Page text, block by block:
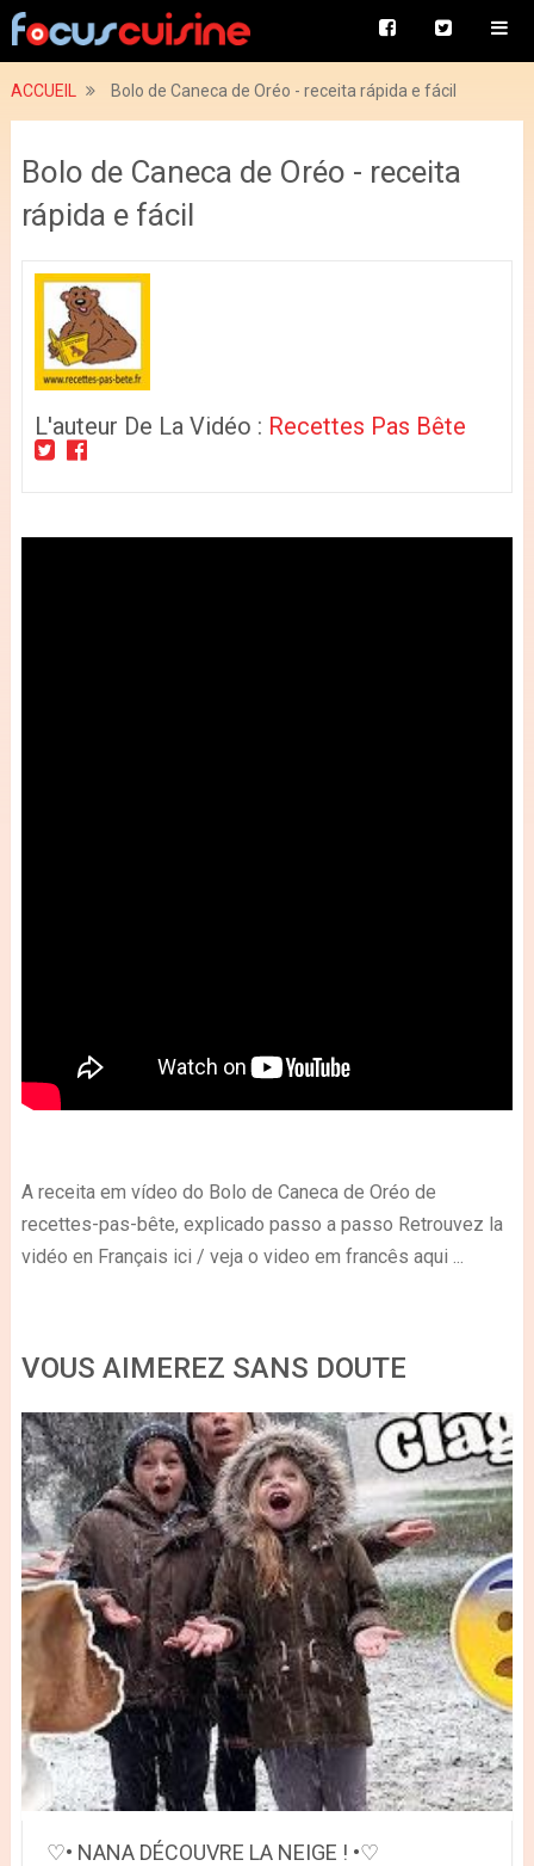
ACCUEIL Bolo de Caneca de Oréo - receita rápida e fácil
Bolo de Caneca de Oréo - receita
rápida e fácil
L'auteur De La Vidéo : Recettes Pas Bête
A receita em vídeo do Bolo de Caneca de Oréo de
recettes-pas-bête, explicado passo a passo Retrouvez la
vidéo en Français ici / veja o video em francês aqui ...
VOUS AIMEREZ SANS DOUTE
♡• NANA DÉCOUVRE LA NEIGE ! •♡